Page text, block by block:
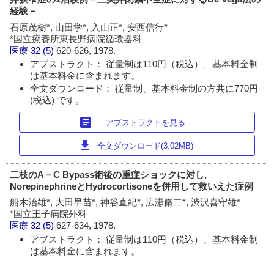
経験－
石原茂樹*, 山田学*, 入山正*, 安西信行*
*国立療養所東長野病院循環器科
医療 32 (5)620-626, 1978.
アブストラクト： 従量制は110円（税込）、基本料金制
は基本料金に含まれます。
全文ダウンロード： 従量制、基本料金制の方共に770円
(税込) です。
article アブストラクトを見る
download 全文ダウンロード(3.02MB)
二枝のA－C Bypass術後の重症ショックに対し,
NorepinephrineとHydrocortisoneを併用して救いえた症例
船木治雄*, 大田早苗*, 神谷直紀*, 広瀬脩二*, 渋沢喜守雄*
*国立王子病院外科
医療 32 (5)627-634, 1978.
アブストラクト： 従量制は110円（税込）、基本料金制
は基本料金に含まれます。